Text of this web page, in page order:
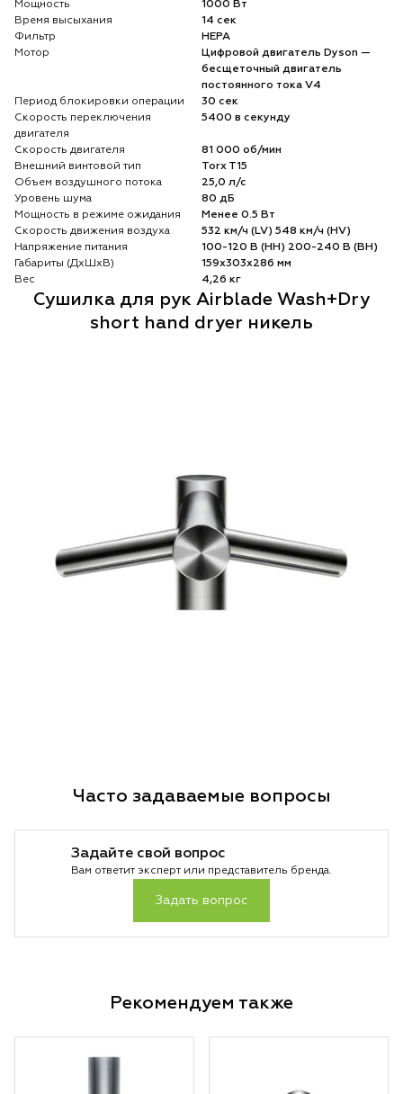
Мощность
1000 Вт
Время высыхания
14 сек
Фильтр
HEPA
Мотор
Цифровой двигатель Dyson —
бесщеточный двигатель
постоянного тока V4
Период блокировки операции
30 сек
Скорость переключения
двигателя
5400 в секунду
Скорость двигателя
81 000 об/мин
Внешний винтовой тип
Torx T15
Объем воздушного потока
25,0 л/с
Уровень шума
80 дБ
Мощность в режиме ожидания
Менее 0.5 Вт
Скорость движения воздуха
532 км/ч (LV) 548 км/ч (HV)
Напряжение питания
100-120 В (НН) 200-240 В (ВН)
Габариты (ДхШхВ)
159x303x286 мм
Вес
4,26 кг
Сушилка для рук Airblade Wash+Dry
short hand dryer никель
Часто задаваемые вопросы
Задайте свой вопрос
Вам ответит эксперт или представитель бренда.
Задать вопрос
Рекомендуем также